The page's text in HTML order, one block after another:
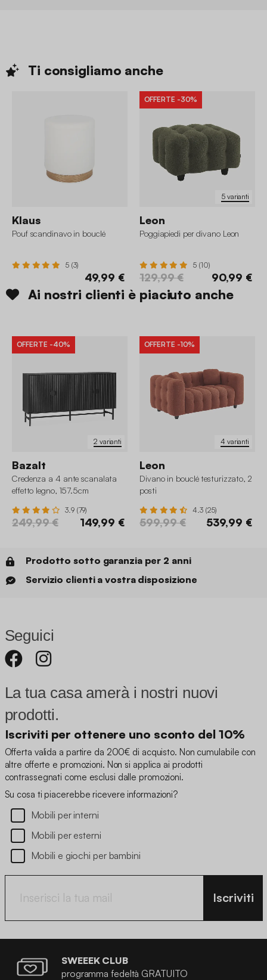
Ti consigliamo anche
Klaus
Pouf scandinavo in bouclé
5 (3)
49,99 €
5 varianti
OFFERTE -30%
Leon
Poggiapiedi per divano Leon
5 (10)
129,99 € 90,99 €
Ai nostri clienti è piaciuto anche
2 varianti
OFFERTE -40%
Bazalt
Credenza a 4 ante scanalata
effetto legno, 157.5cm
3.9 (79)
249,99 € 149,99 €
4 varianti
OFFERTE -10%
Leon
Divano in bouclé testurizzato, 2
posti
4.3 (25)
599,99 € 539,99 €
Prodotto sotto garanzia per 2 anni
Servizio clienti a vostra disposizione
Seguici
La tua casa amerà i nostri nuovi
prodotti.
Iscriviti per ottenere uno sconto del 10%
Offerta valida a partire da 200€ di acquisto. Non cumulabile con
altre offerte e promozioni. Non si applica ai prodotti
contrassegnati come esclusi dalle promozioni.
Su cosa ti piacerebbe ricevere informazioni?
Mobili per interni
Mobili per esterni
Mobili e giochi per bambini
Iscriviti
SWEEEK CLUB
programma fedeltà GRATUITO